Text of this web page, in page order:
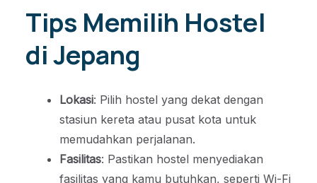
Tips Memilih Hostel
di Jepang
Lokasi: Pilih hostel yang dekat dengan
stasiun kereta atau pusat kota untuk
memudahkan perjalanan.
Fasilitas: Pastikan hostel menyediakan
fasilitas yang kamu butuhkan, seperti Wi-Fi